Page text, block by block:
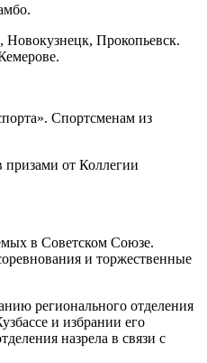
Новокузнецк, Прокопьевск.
Спортсменам из
от Коллегии
в Советском Союзе.
и торжественные
регионального отделения
и избрании его
назрела в связи с